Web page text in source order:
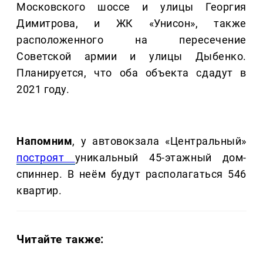
Московского шоссе и улицы Георгия
Димитрова, и ЖК «Унисон», также
расположенного на пересечение
Советской армии и улицы Дыбенко.
Планируется, что оба объекта сдадут в
2021 году.
Напомним, у автовокзала «Центральный»
построят уникальный 45-этажный дом-
спиннер. В неём будут располагаться 546
квартир.
Читайте также: